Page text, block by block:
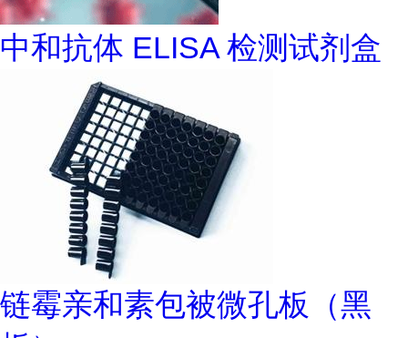
中和抗体 ELISA 检测试剂盒
链霉亲和素包被微孔板（黑